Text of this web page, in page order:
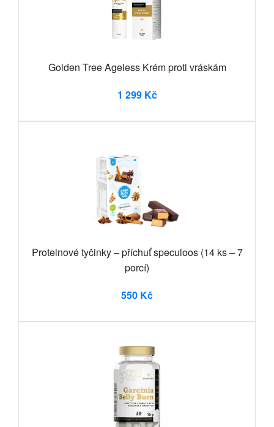
Golden Tree Ageless Krém proti vráskám
1 299 Kč
Proteinové tyčinky – příchuť speculoos (14 ks – 7
porcí)
550 Kč